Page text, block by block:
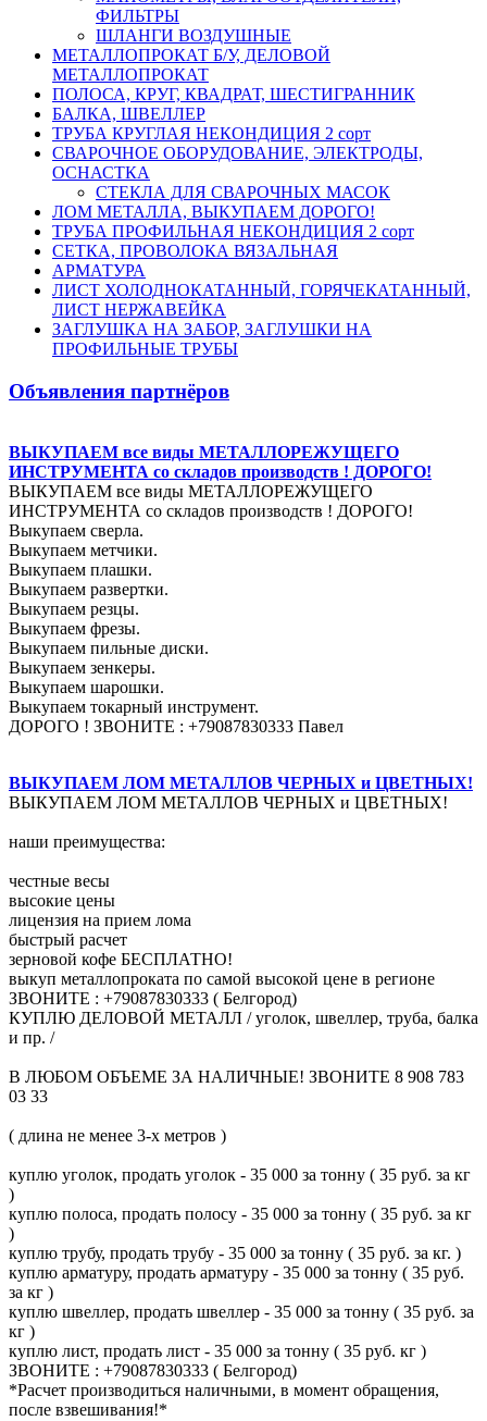
ФИЛЬТРЫ
ШЛАНГИ ВОЗДУШНЫЕ
МЕТАЛЛОПРОКАТ Б/У, ДЕЛОВОЙ
МЕТАЛЛОПРОКАТ
ПОЛОСА, КРУГ, КВАДРАТ, ШЕСТИГРАННИК
БАЛКА, ШВЕЛЛЕР
ТРУБА КРУГЛАЯ НЕКОНДИЦИЯ 2 сорт
СВАРОЧНОЕ ОБОРУДОВАНИЕ, ЭЛЕКТРОДЫ,
ОСНАСТКА
СТЕКЛА ДЛЯ СВАРОЧНЫХ МАСОК
ЛОМ МЕТАЛЛА, ВЫКУПАЕМ ДОРОГО!
ТРУБА ПРОФИЛЬНАЯ НЕКОНДИЦИЯ 2 сорт
СЕТКА, ПРОВОЛОКА ВЯЗАЛЬНАЯ
АРМАТУРА
ЛИСТ ХОЛОДНОКАТАННЫЙ, ГОРЯЧЕКАТАННЫЙ,
ЛИСТ НЕРЖАВЕЙКА
ЗАГЛУШКА НА ЗАБОР, ЗАГЛУШКИ НА
ПРОФИЛЬНЫЕ ТРУБЫ
Объявления партнёров
ВЫКУПАЕМ все виды МЕТАЛЛОРЕЖУЩЕГО
ИНСТРУМЕНТА со складов производств ! ДОРОГО!
ВЫКУПАЕМ все виды МЕТАЛЛОРЕЖУЩЕГО
ИНСТРУМЕНТА со складов производств ! ДОРОГО!
Выкупаем сверла.
Выкупаем метчики.
Выкупаем плашки.
Выкупаем развертки.
Выкупаем резцы.
Выкупаем фрезы.
Выкупаем пильные диски.
Выкупаем зенкеры.
Выкупаем шарошки.
Выкупаем токарный инструмент.
ДОРОГО ! ЗВОНИТЕ : +79087830333 Павел
ВЫКУПАЕМ ЛОМ МЕТАЛЛОВ ЧЕРНЫХ и ЦВЕТНЫХ!
ВЫКУПАЕМ ЛОМ МЕТАЛЛОВ ЧЕРНЫХ и ЦВЕТНЫХ!
наши преимущества:
честные весы
высокие цены
лицензия на прием лома
быстрый расчет
зерновой кофе БЕСПЛАТНО!
выкуп металлопроката по самой высокой цене в регионе
ЗВОНИТЕ : +79087830333 ( Белгород)
КУПЛЮ ДЕЛОВОЙ МЕТАЛЛ / уголок, швеллер, труба, балка
и пр. /
В ЛЮБОМ ОБЪЕМЕ ЗА НАЛИЧНЫЕ! ЗВОНИТЕ 8 908 783
03 33
( длина не менее 3-х метров )
куплю уголок, продать уголок - 35 000 за тонну ( 35 руб. за кг
)
куплю полоса, продать полосу - 35 000 за тонну ( 35 руб. за кг
)
куплю трубу, продать трубу - 35 000 за тонну ( 35 руб. за кг. )
куплю арматуру, продать арматуру - 35 000 за тонну ( 35 руб.
за кг )
куплю швеллер, продать швеллер - 35 000 за тонну ( 35 руб. за
кг )
куплю лист, продать лист - 35 000 за тонну ( 35 руб. кг )
ЗВОНИТЕ : +79087830333 ( Белгород)
*Расчет производиться наличными, в момент обращения,
после взвешивания!*